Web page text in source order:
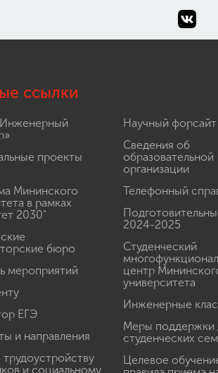
ссылки
проекты
Мининского
в рамках
2030"
бюро
мероприятий
ЕГЭ
и направления
и социальному
Научный форсайт
Сведения об
образовательной
организации
Телефонный
2024-2025
Студенческий
центр
университета
Инженерные
Меры поддержки
студенческих
Целевое